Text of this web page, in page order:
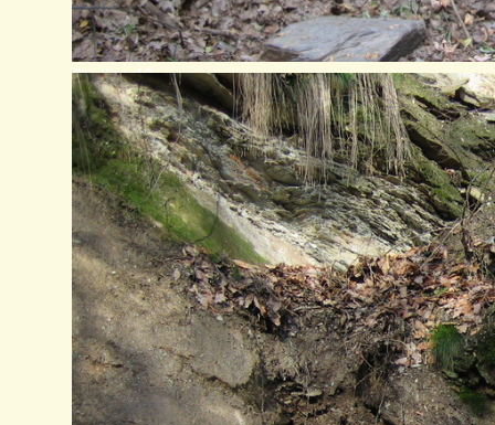
Stollen 10